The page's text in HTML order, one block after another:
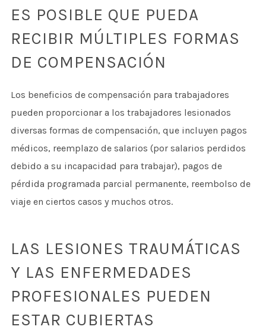
ES POSIBLE QUE PUEDA
RECIBIR MÚLTIPLES FORMAS
DE COMPENSACIÓN
Los beneficios de compensación para trabajadores
pueden proporcionar a los trabajadores lesionados
diversas formas de compensación, que incluyen pagos
médicos, reemplazo de salarios (por salarios perdidos
debido a su incapacidad para trabajar), pagos de
pérdida programada parcial permanente, reembolso de
viaje en ciertos casos y muchos otros.
LAS LESIONES TRAUMÁTICAS
Y LAS ENFERMEDADES
PROFESIONALES PUEDEN
ESTAR CUBIERTAS